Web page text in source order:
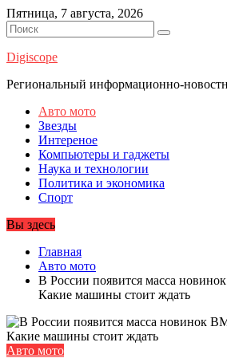
Перейти
к
содержимому
Пятница, 7 августа, 2026
Digiscope
Региональный информационно-
Авто мото
Звезды
Интереное
Компьютеры и гаджеты
Наука и технологии
Политика и экономика
Спорт
Вы здесь
Главная
Авто мото
В России появится масса
Какие машины стоит ждать
Авто мото